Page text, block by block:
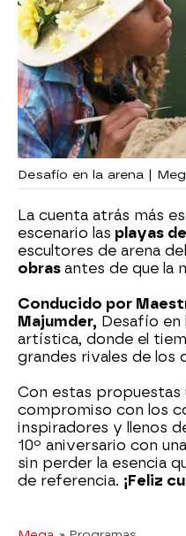
Desafío en la arena |
La cuenta atrás más
escenario las playas
escultores de arena
obras antes de que la
Conducido por
Majumder, Desafío en
artística, donde el
grandes rivales de los
Con estas propuestas
compromiso con los
inspiradores y llenos
10º aniversario con
sin perder la esencia
de referencia. ¡Feliz